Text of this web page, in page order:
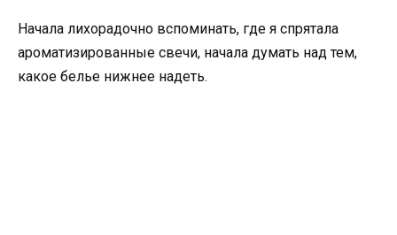
Начала лихорадочно вспоминать, где я спрятала
ароматизированные свечи, начала думать над тем,
какое белье нижнее надеть.